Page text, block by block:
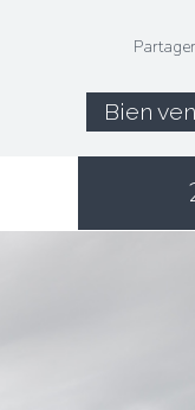
Bien